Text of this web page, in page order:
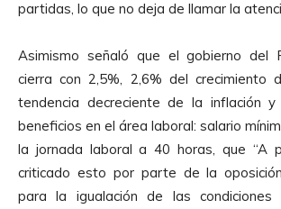
partidas, lo que no deja de llamar la
Asimismo señaló que el gobierno del
cierra con 2,5%, 2,6% del crecimiento
tendencia decreciente de la inflación
beneficios en el área laboral: salario
la jornada laboral a 40 horas, que “A
criticado esto por parte de la
para la igualación de las